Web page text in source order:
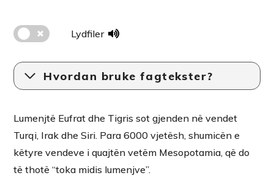
Lydfiler
Hvordan bruke fagtekster?
Lumenjtë Eufrat dhe Tigris sot gjenden në vendet
Turqi, Irak dhe Siri. Para 6000 vjetësh, shumicën e
këtyre vendeve i quajtën vetëm Mesopotamia, që do
të thotë “toka midis lumenjve”.